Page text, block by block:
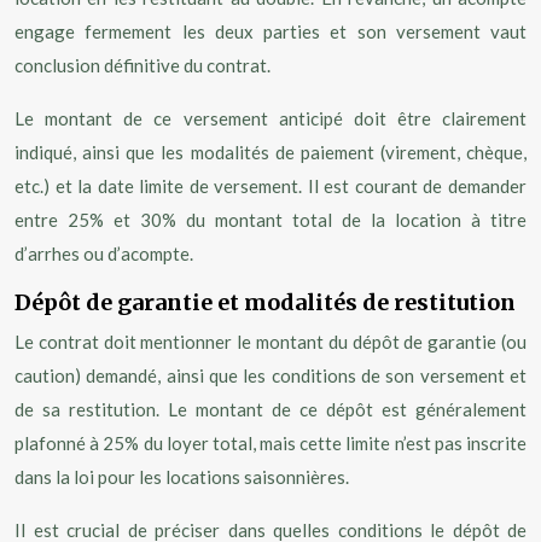
engage fermement les deux parties et son versement vaut
conclusion définitive du contrat.
Le montant de ce versement anticipé doit être clairement
indiqué, ainsi que les modalités de paiement (virement, chèque,
etc.) et la date limite de versement. Il est courant de demander
entre 25% et 30% du montant total de la location à titre
d’arrhes ou d’acompte.
Dépôt de garantie et modalités de restitution
Le contrat doit mentionner le montant du dépôt de garantie (ou
caution) demandé, ainsi que les conditions de son versement et
de sa restitution. Le montant de ce dépôt est généralement
plafonné à 25% du loyer total, mais cette limite n’est pas inscrite
dans la loi pour les locations saisonnières.
Il est crucial de préciser dans quelles conditions le dépôt de